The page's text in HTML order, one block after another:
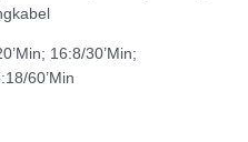
16:8/30’Min;
60’Min